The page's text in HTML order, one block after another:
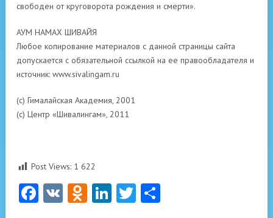
свободен от круговорота рождения и смерти».
АУМ НАМАХ ШИВАЙЯ
Любое копирование материалов с данной страницы сайта
допускается с обязательной ссылкой на ее правообладателя и
источник: www.sivalingam.ru
(с) Гималайская Академия, 2001
(с) Центр «Шивалингам», 2011
Post Views: 1 622
Facebook
VK Odnoklassniki
LinkedIn
Twitter